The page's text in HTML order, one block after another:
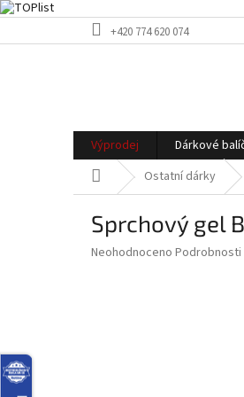
na
+420 774 620 074
Výprodej Dárkové
Domů Ostatní dárky
Sprchový gel
Průměrné
Neohodnoceno